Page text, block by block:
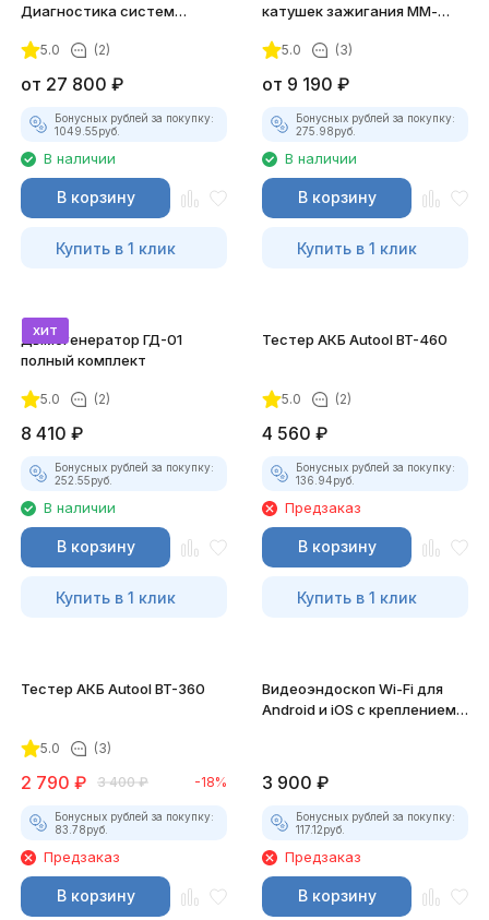
Диагностика систем
5.0 (2)
от 27 800 ₽
Бонусных рублей за покупку:
1049.55руб.
В наличии
В корзину
Купить в 1 клик
катушек зажигания ММ-
комплект)
5.0 (3)
от 9 190 ₽
Бонусных рублей за покупку:
275.98руб.
В наличии
В корзину
Купить в 1 клик
хит
Дымогенератор ГД-01
полный комплект
5.0 (2)
8 410 ₽
Бонусных рублей за покупку:
252.55руб.
В наличии
В корзину
Купить в 1 клик
Тестер АКБ Autool BT-460
5.0 (2)
4 560 ₽
Бонусных рублей за покупку:
136.94руб.
Предзаказ
В корзину
Купить в 1 клик
Тестер АКБ Autool BT-360
5.0 (3)
2 790 ₽ 3 400 ₽ -18%
Бонусных рублей за покупку:
83.78руб.
Предзаказ
В корзину
Видеоэндоскоп Wi-Fi для
Android и iOS с креплением
3 900 ₽
Бонусных рублей за покупку:
117.12руб.
Предзаказ
В корзину